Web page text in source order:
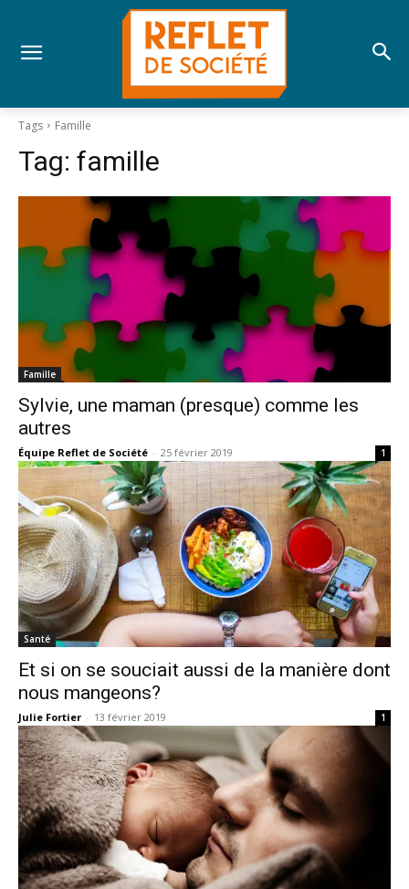
Tags Famille
Tag: famille
Famille
Sylvie, une maman (presque) comme les
autres
Équipe Reflet de Société - 25 février 2019 1
Santé
Et si on se souciait aussi de la manière dont
nous mangeons?
Julie Fortier - 13 février 2019 1